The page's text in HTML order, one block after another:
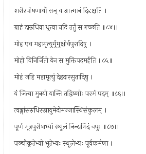
शरीरपोषणार्थी सन् य आत्मानं दिदृक्षति ।
ग्राहं दारुधिया धृत्वा नदि तर्तुं स गच्छति ॥८४॥
मोह एव महामृत्युर्मुमुक्षोर्वपुरादिषु ।
मोहो विनिर्जितो येन स मुक्तिपदमर्हति ॥८५॥
मोहं जहि महामृत्युं देहदारसुतादिषु ।
यं जित्वा मुनयो यान्ति तद्विष्णोः परमं पदम् ॥८६॥
त्वङ्मांसरुधिरस्नायुमेदोमज्जास्थिसंकुलम् ।
पूर्णं मूत्रपुरीषाभ्यां स्थूलं निन्द्यमिदं वपुः ॥८७॥
पञ्चीकृतेभ्यो भूतेभ्यः स्थूलेभ्यः पूर्वकर्मणा ।